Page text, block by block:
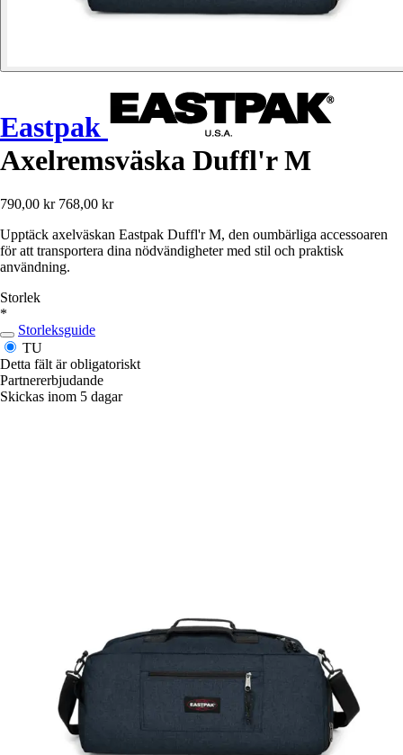
Eastpak
Axelremsväska Duffl'r M
790,00 kr 768,00 kr
Upptäck axelväskan Eastpak Duffl'r M, den oumbärliga accessoaren
för att transportera dina nödvändigheter med stil och praktisk
användning.
Storlek
*
Storleksguide
TU
Detta fält är obligatoriskt
Partnererbjudande
Skickas inom 5 dagar